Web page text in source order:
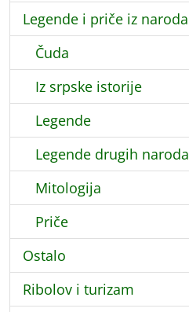
Legende i priče iz naroda
Čuda
Iz srpske istorije
Legende
Legende drugih naroda
Mitologija
Priče
Ostalo
Ribolov i turizam